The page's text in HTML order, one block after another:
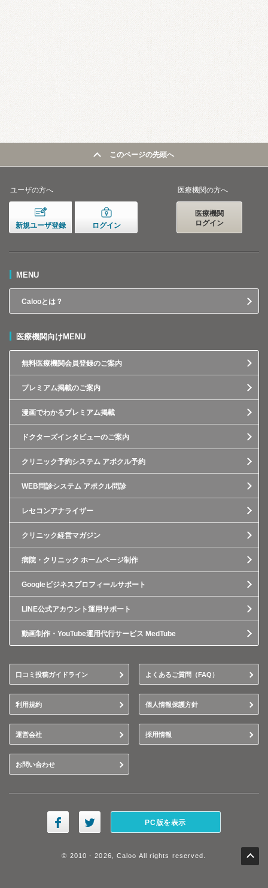
このページの先頭へ
ユーザの方へ
新規ユーザ登録 ログイン
医療機関の方へ
医療機関
ログイン
MENU
Calooとは？
医療機関向けMENU
無料医療機関会員登録のご案内
プレミアム掲載のご案内
漫画でわかるプレミアム掲載
ドクターズインタビューのご案内
クリニック予約システム アポクル予約
WEB問診システム アポクル問診
レセコンアナライザー
クリニック経営マガジン
病院・クリニック ホームページ制作
Googleビジネスプロフィールサポート
LINE公式アカウント運用サポート
動画制作・YouTube運用代行サービス MedTube
口コミ投稿ガイドライン よくあるご質問（FAQ）
利用規約 個人情報保護方針
運営会社 採用情報
お問い合わせ
PC版を表示
© 2010 - 2026, Caloo All rights reserved.